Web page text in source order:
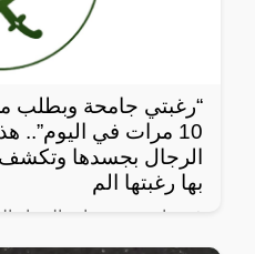
“رغبتي جامحة وبطلب
10 مرات في اليوم”..
الرجال بجسدها وتكشف
بها رغبتها الم
في واحدة من نوادر النساء
مفرطة في الرغبة بالعلاقة